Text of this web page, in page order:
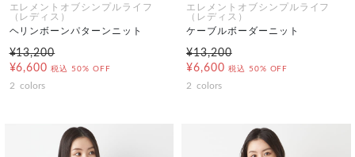
エレメントオブシンプルライフ
（レディス）
ヘリンボーンパターンニット
¥13,200
¥6,600 税込 50% OFF
2 colors
エレメントオブシンプルライフ
（レディス）
ケーブルボーダーニット
¥13,200
¥6,600 税込 50% OFF
2 colors